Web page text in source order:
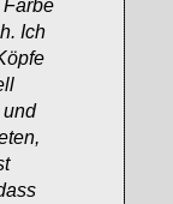
Farbe
Ich
und